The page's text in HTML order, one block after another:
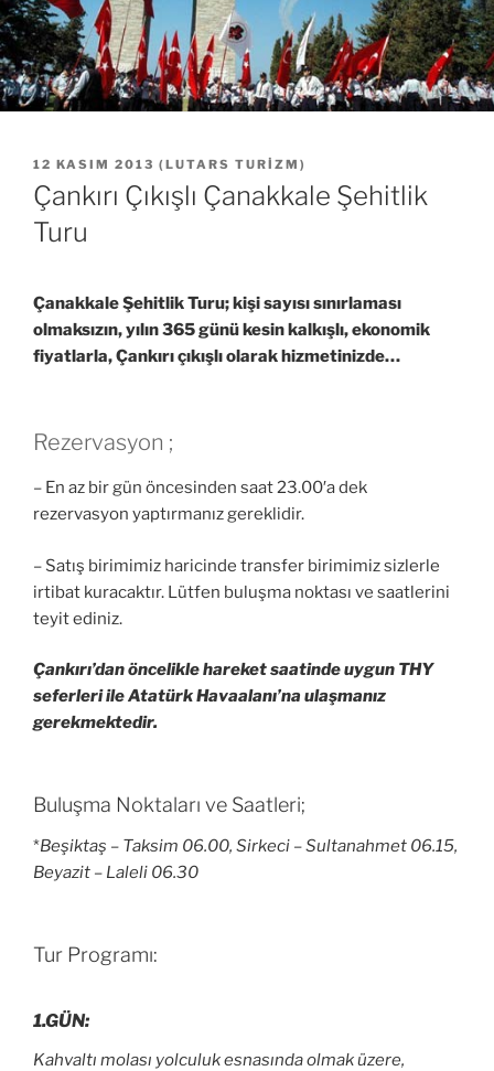
YAYIM
TARIHI
12 KASIM 2013 ( LUTARS TURIZM )
Çankırı Çıkışlı Çanakkale Şehitlik
Turu
Çanakkale Şehitlik Turu; kişi sayısı sınırlaması
olmaksızın, yılın 365 günü kesin kalkışlı, ekonomik
fiyatlarla, Çankırı çıkışlı olarak hizmetinizde…
Rezervasyon ;
– En az bir gün öncesinden saat 23.00′a dek
rezervasyon yaptırmanız gereklidir.
– Satış birimimiz haricinde transfer birimimiz sizlerle
irtibat kuracaktır. Lütfen buluşma noktası ve saatlerini
teyit ediniz.
Çankırı’dan öncelikle hareket saatinde uygun THY
seferleri ile Atatürk Havaalanı’na ulaşmanız
gerekmektedir.
Buluşma Noktaları ve Saatleri;
*Beşiktaş – Taksim 06.00, Sirkeci – Sultanahmet 06.15,
Beyazit – Laleli 06.30
Tur Programı:
1.GÜN:
Kahvaltı molası yolculuk esnasında olmak üzere,